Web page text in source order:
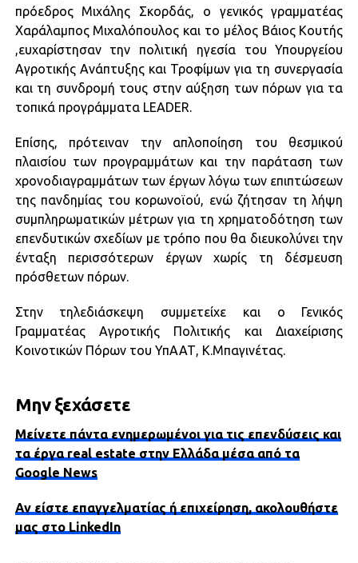
πρόεδρος Μιχάλης Σκορδάς, ο γενικός γραμματέας
Χαράλαμπος Μιχαλόπουλος και το μέλος Βάιος Κουτής
,ευχαρίστησαν την πολιτική ηγεσία του Υπουργείου
Αγροτικής Ανάπτυξης και Τροφίμων για τη συνεργασία
και τη συνδρομή τους στην αύξηση των πόρων για τα
τοπικά προγράμματα LEADER.
Επίσης, πρότειναν την απλοποίηση του θεσμικού
πλαισίου των προγραμμάτων και την παράταση των
χρονοδιαγραμμάτων των έργων λόγω των επιπτώσεων
της πανδημίας του κορωνοϊού, ενώ ζήτησαν τη λήψη
συμπληρωματικών μέτρων για τη χρηματοδότηση των
επενδυτικών σχεδίων με τρόπο που θα διευκολύνει την
ένταξη περισσότερων έργων χωρίς τη δέσμευση
πρόσθετων πόρων.
Στην τηλεδιάσκεψη συμμετείχε και ο Γενικός
Γραμματέας Αγροτικής Πολιτικής και Διαχείρισης
Κοινοτικών Πόρων του ΥπΑΑΤ, Κ.Μπαγινέτας.
Μην ξεχάσετε
Μείνετε πάντα ενημερωμένοι για τις επενδύσεις και
τα έργα real estate στην Ελλάδα μέσα από τα
Google News
Αν είστε επαγγελματίας ή επιχείρηση, ακολουθήστε
μας στο LinkedIn